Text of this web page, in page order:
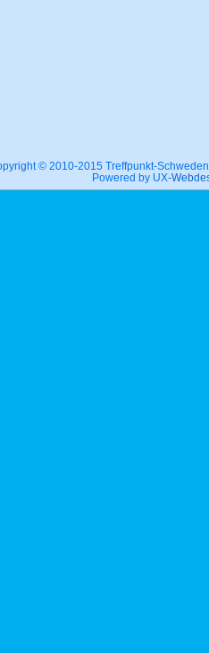
© 2010-2015 Treffpunkt-
Powered by UX-